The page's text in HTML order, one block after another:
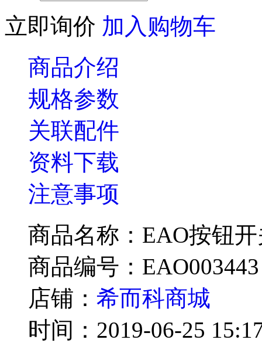
立即询价 加入购物车
商品介绍
规格参数
关联配件
资料下载
注意事项
商品名称：EAO按钮开
商品编号：EAO003443
店铺： 希而科商城
时间：2019-06-25